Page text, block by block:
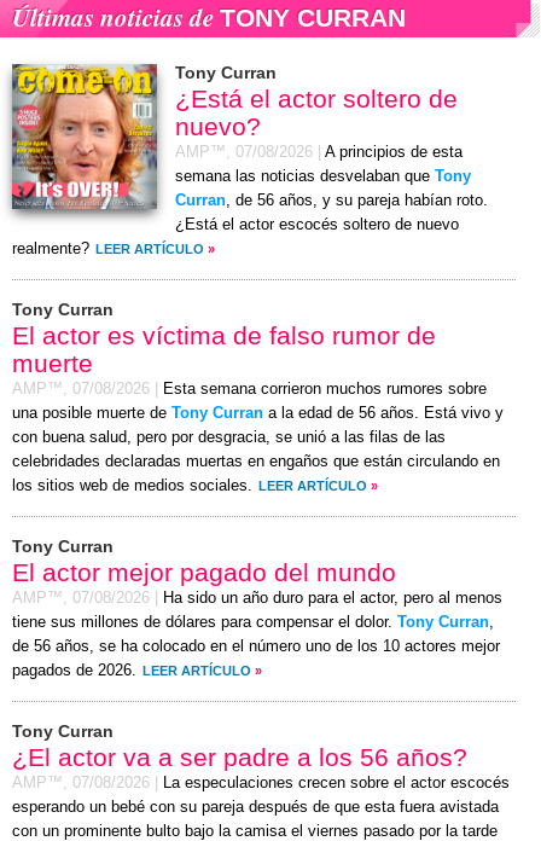
Últimas noticias deTONY CURRAN
Tony Curran
¿Está el actor soltero de
nuevo?
AMP™, 07/08/2026
A principios de esta
semana las noticias desvelaban que Tony
Curran , de 56 años, y su pareja habían roto.
¿Está el actor escocés soltero de nuevo
realmente? LEER ARTÍCULO »
Tony Curran
El actor es víctima de falso rumor de
muerte
AMP™, 07/08/2026
Esta semana corrieron muchos rumores sobre
una posible muerte de Tony Curran a la edad de 56 años. Está vivo y
con buena salud, pero por desgracia, se unió a las filas de las
celebridades declaradas muertas en engaños que están circulando en
los sitios web de medios sociales.
LEER ARTÍCULO »
Tony Curran
El actor mejor pagado del mundo
AMP™, 07/08/2026
Ha sido un año duro para el actor, pero al menos
tiene sus millones de dólares para compensar el dolor. Tony Curran
de 56 años, se ha colocado en el número uno de los 10 actores mejor
pagados de 2026.
LEER ARTÍCULO »
Tony Curran
¿El actor va a ser padre a los 56 años?
AMP™, 07/08/2026
La especulaciones crecen sobre el actor escocés
esperando un bebé con su pareja después de que esta fuera avistada
con un prominente bulto bajo la camisa el viernes pasado por la tarde